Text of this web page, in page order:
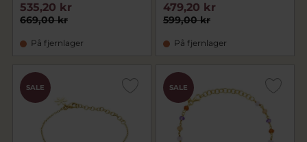
669,00 kr
535,20 kr
På fjernlager
599,00 kr
479,20 kr
På fjernlager
SALE SALE